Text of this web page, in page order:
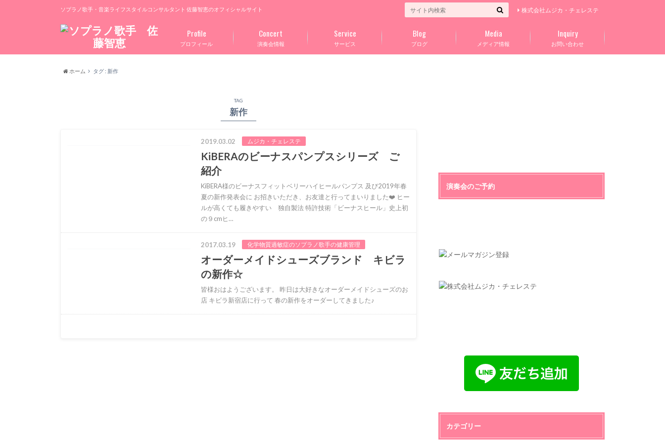
ソプラノ歌手・音楽ライフスタイルコンサルタント 佐藤智恵のオフィシャルサイト 株式会社ムジカ・チェレステ
プロフィール
Profile
演奏会情報
Concert
サービス
Service
ブログ
Blog
メディア情報
Media
お問い合わせ
Inquiry
ホーム タグ : 新作
TAG
新作
2019.03.02 ムジカ・チェレステ
KiBERAのビーナスパンプスシリーズ ご
紹介
KiBERA様のビーナスフィットベリーハイヒールパンプス 及び2019年春
夏の新作発表会に お招きいただき、お友達と行ってまいりました❤️ ヒー
ルが高くても履きやすい 独自製法 特許技術「ビーナスヒール」史上初
の９cmヒ…
2017.03.19 化学物質過敏症のソプラノ歌手の健康管理
オーダーメイドシューズブランド キビラ
の新作☆
皆様おはようございます。 昨日は大好きなオーダーメイドシューズのお
店 キビラ新宿店に行って 春の新作をオーダーしてきました♪
演奏会のご予約
カテゴリー